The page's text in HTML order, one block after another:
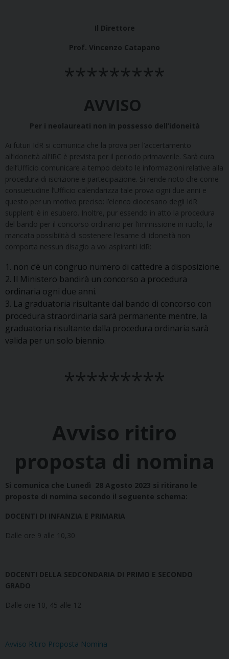
Il Direttore
Prof. Vincenzo Catapano
*********
AVVISO
Per i neolaureati non in possesso dell’idoneità
Ai futuri IdR si comunica che la prova per l’accertamento
all’idoneità all’IRC è prevista per il periodo primaverile. Sarà cura
dell’Ufficio comunicare a tempo debito le informazioni relative alla
procedura di iscrizione e partecipazione. Si rende noto che come
consuetudine l’Ufficio calendarizza tale prova ogni due anni e
questo per un motivo preciso: l’elenco diocesano degli IdR
supplenti è in esubero. Inoltre, pur essendo in atto la procedura
del bando per il concorso ordinario per l’immissione in ruolo, la
mancata possibilità di sostenere l’esame di idoneità non
comporta nessun disagio a voi aspiranti IdR:
1. non c’è un congruo numero di cattedre a disposizione.
2. Il Ministero bandirà un concorso a procedura
ordinaria ogni due anni.
3. La graduatoria risultante dal bando di concorso con
procedura straordinaria sarà permanente mentre, la
graduatoria risultante dalla procedura ordinaria sarà
valida per un solo biennio.
*********
Avviso ritiro
proposta di nomina
Si comunica che Lunedì 28 Agosto 2023 si ritirano le
proposte di nomina secondo il seguente schema:
DOCENTI DI INFANZIA E PRIMARIA
Dalle ore 9 alle 10,30
DOCENTI DELLA SEDCONDARIA DI PRIMO E SECONDO
GRADO
Dalle ore 10, 45 alle 12
Avviso Ritiro Proposta Nomina